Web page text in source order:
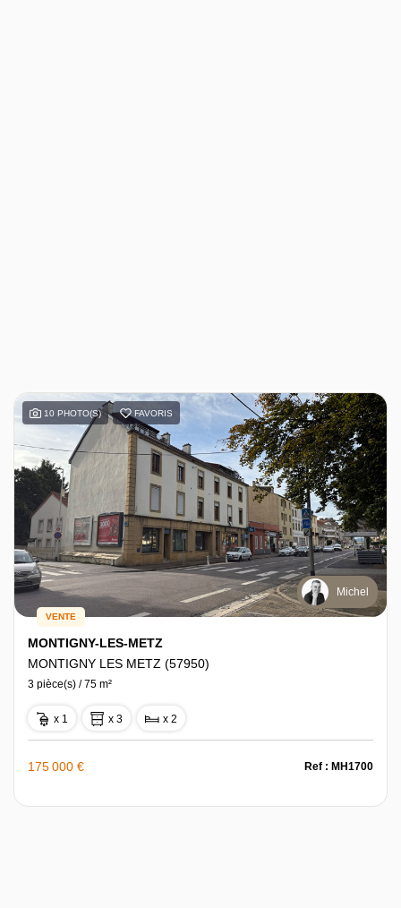
10 PHOTO(S) FAVORIS
Michel
VENTE
MONTIGNY-LES-METZ
MONTIGNY LES METZ (57950)
3 pièce(s) / 75 m²
x 1 x 3 x 2
175 000 € Ref : MH1700